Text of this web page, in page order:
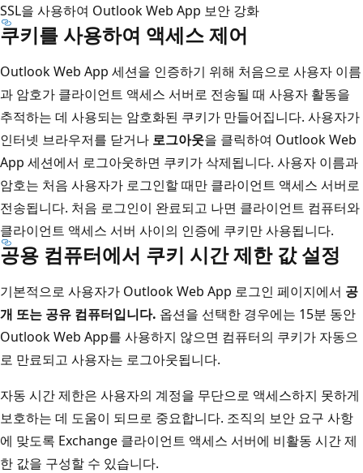
SSL을 사용하여 Outlook Web App 보안 강화
쿠키를 사용하여 액세스 제어
Outlook Web App 세션을 인증하기 위해 처음으로 사용자 이름
과 암호가 클라이언트 액세스 서버로 전송될 때 사용자 활동을
추적하는 데 사용되는 암호화된 쿠키가 만들어집니다. 사용자가
인터넷 브라우저를 닫거나 로그아웃을 클릭하여 Outlook Web
App 세션에서 로그아웃하면 쿠키가 삭제됩니다. 사용자 이름과
암호는 처음 사용자가 로그인할 때만 클라이언트 액세스 서버로
전송됩니다. 처음 로그인이 완료되고 나면 클라이언트 컴퓨터와
클라이언트 액세스 서버 사이의 인증에 쿠키만 사용됩니다.
공용 컴퓨터에서 쿠키 시간 제한 값 설정
기본적으로 사용자가 Outlook Web App 로그인 페이지에서 공
개 또는 공유 컴퓨터입니다. 옵션을 선택한 경우에는 15분 동안
Outlook Web App를 사용하지 않으면 컴퓨터의 쿠키가 자동으
로 만료되고 사용자는 로그아웃됩니다.
자동 시간 제한은 사용자의 계정을 무단으로 액세스하지 못하게
보호하는 데 도움이 되므로 중요합니다. 조직의 보안 요구 사항
에 맞도록 Exchange 클라이언트 액세스 서버에 비활동 시간 제
한 값을 구성할 수 있습니다.